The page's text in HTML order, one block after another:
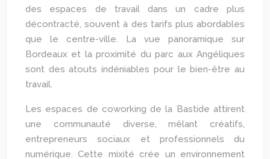
des espaces de travail dans un cadre plus
décontracté, souvent à des tarifs plus abordables
que le centre-ville. La vue panoramique sur
Bordeaux et la proximité du parc aux Angéliques
sont des atouts indéniables pour le bien-être au
travail.
Les espaces de coworking de la Bastide attirent
une communauté diverse, mêlant créatifs,
entrepreneurs sociaux et professionnels du
numérique. Cette mixité crée un environnement